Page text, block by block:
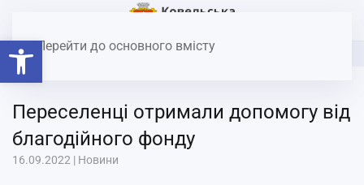
Відкрити Панель інструментів
Перейти до основного вмісту
благодійного фонду
Переселенці отримали допомогу від
благодійного фонду
16.09.2022 | Новини